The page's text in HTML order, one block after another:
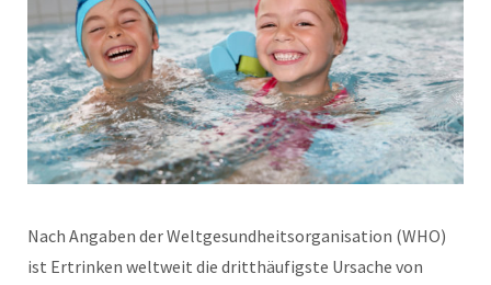
Nach Angaben der Weltgesundheitsorganisation (WHO)
ist Ertrinken weltweit die dritthäufigste Ursache von